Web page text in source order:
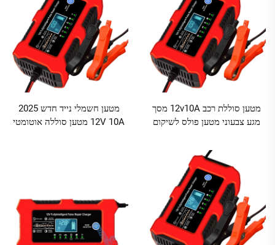
מטען סוללת רכב 12v10A מסך
מגע צבעוני מטען פולס לשיקום
מטען חשמלי נייד חדש 2025
12V 10A מטען סוללה אוטומטי